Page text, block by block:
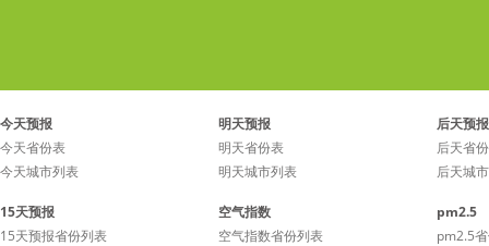
今天预报
今天省份表
今天城市列表
明天预报
明天省份表
明天城市列表
后天预报
后天省
后天城
15天预报
15天预报省份列表
空气指数
空气指数省份列表
pm2.5
pm2.5